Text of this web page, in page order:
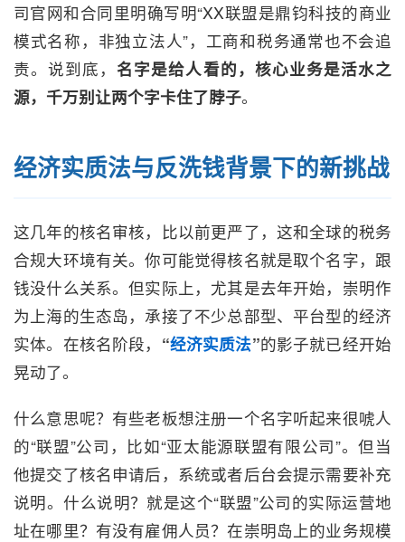
司官网和合同里明确写明“XX联盟是鼎钧科技的商业
模式名称，非独立法人”，工商和税务通常也不会追
责。说到底，名字是给人看的，核心业务是活水之
源，千万别让两个字卡住了脖子。
经济实质法与反洗钱背景下的新挑战
这几年的核名审核，比以前更严了，这和全球的税务
合规大环境有关。你可能觉得核名就是取个名字，跟
钱没什么关系。但实际上，尤其是去年开始，崇明作
为上海的生态岛，承接了不少总部型、平台型的经济
实体。在核名阶段， “经济实质法”的影子就已经开始
晃动了。
什么意思呢？有些老板想注册一个名字听起来很唬人
的“联盟”公司，比如“亚太能源联盟有限公司”。但当
他提交了核名申请后，系统或者后台会提示需要补充
说明。什么说明？就是这个“联盟”公司的实际运营地
址在哪里？有没有雇佣人员？在崇明岛上的业务规模